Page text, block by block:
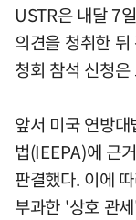
USTR은 내달 7
의견을 청취한
청회 참석 신청
앞서 미국 연방
법(IEEPA)에 근
판결했다. 이에
부과한 '상호 관